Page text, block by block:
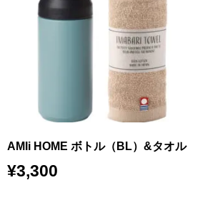
AMIi HOME ボトル（BL）&タオル
¥3,300